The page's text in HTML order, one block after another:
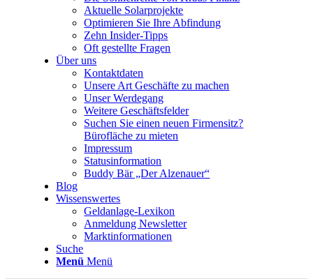
Aktuelle Solarprojekte
Optimieren Sie Ihre Abfindung
Zehn Insider-Tipps
Oft gestellte Fragen
Über uns
Kontaktdaten
Unsere Art Geschäfte zu machen
Unser Werdegang
Weitere Geschäftsfelder
Suchen Sie einen neuen Firmensitz?
Bürofläche zu mieten
Impressum
Statusinformation
Buddy Bär „Der Alzenauer“
Blog
Wissenswertes
Geldanlage-Lexikon
Anmeldung Newsletter
Marktinformationen
Suche
Menü Menü